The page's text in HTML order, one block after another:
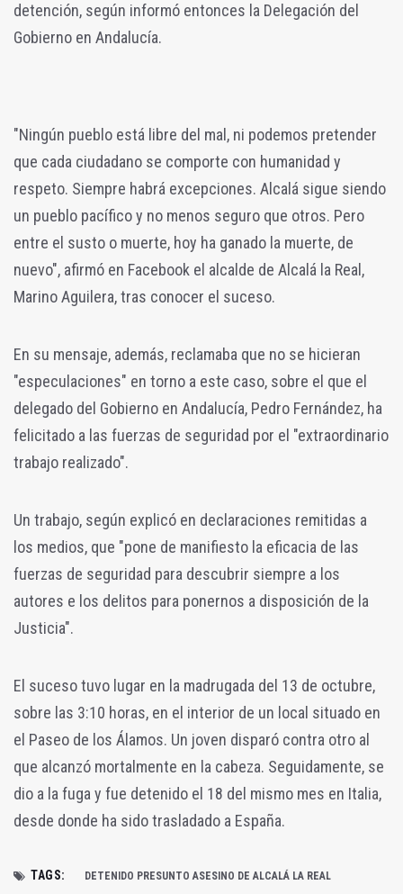
detención, según informó entonces la Delegación del
Gobierno en Andalucía.
"Ningún pueblo está libre del mal, ni podemos pretender
que cada ciudadano se comporte con humanidad y
respeto. Siempre habrá excepciones. Alcalá sigue siendo
un pueblo pacífico y no menos seguro que otros. Pero
entre el susto o muerte, hoy ha ganado la muerte, de
nuevo", afirmó en Facebook el alcalde de Alcalá la Real,
Marino Aguilera, tras conocer el suceso.
En su mensaje, además, reclamaba que no se hicieran
"especulaciones" en torno a este caso, sobre el que el
delegado del Gobierno en Andalucía, Pedro Fernández, ha
felicitado a las fuerzas de seguridad por el "extraordinario
trabajo realizado".
Un trabajo, según explicó en declaraciones remitidas a
los medios, que "pone de manifiesto la eficacia de las
fuerzas de seguridad para descubrir siempre a los
autores e los delitos para ponernos a disposición de la
Justicia".
El suceso tuvo lugar en la madrugada del 13 de octubre,
sobre las 3:10 horas, en el interior de un local situado en
el Paseo de los Álamos. Un joven disparó contra otro al
que alcanzó mortalmente en la cabeza. Seguidamente, se
dio a la fuga y fue detenido el 18 del mismo mes en Italia,
desde donde ha sido trasladado a España.
TAGS: DETENIDO PRESUNTO ASESINO DE ALCALÁ LA REAL